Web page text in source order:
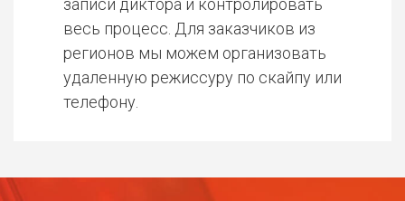
записи диктора и контролировать
весь процесс. Для заказчиков из
регионов мы можем организовать
удаленную режиссуру по скайпу или
телефону.